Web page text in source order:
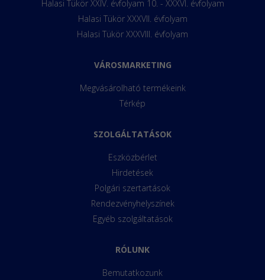
Halasi Tükör XXIV. évfolyam 10. - XXXVI. évfolyam
Halasi Tükör XXXVII. évfolyam
Halasi Tükör XXXVIII. évfolyam
VÁROSMARKETING
Megvásárolható termékeink
Térkép
SZOLGÁLTATÁSOK
Eszközbérlet
Hirdetések
Polgári szertartások
Rendezvényhelyszínek
Egyéb szolgáltatások
RÓLUNK
Bemutatkozunk